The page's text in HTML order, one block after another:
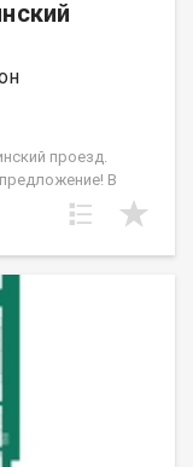
проезд.
В
с
доме ЖК NОRD,
жизнь!
89,2 м2, выход
14,5 м2,
с выходом в
17,2 м2.
3 м2,
для себя в 2022
на полу